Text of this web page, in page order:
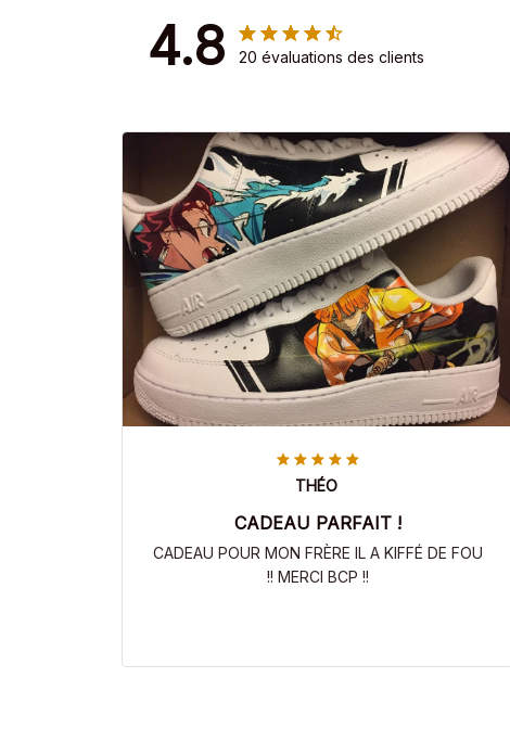
4.8 20 évaluations des clients
THÉO
CADEAU PARFAIT !
CADEAU POUR MON FRÈRE IL A KIFFÉ DE FOU
!! MERCI BCP !!